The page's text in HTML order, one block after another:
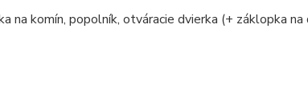
na komín, popolník, otváracie dvierka (+ záklopka na